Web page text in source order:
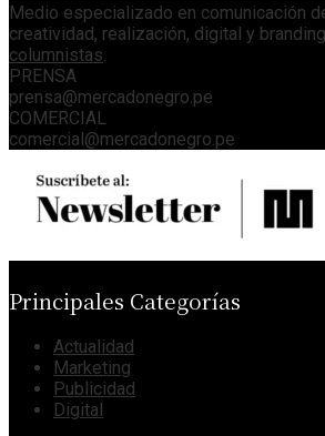
Medio especializado en comunicación
creatividad, realización, digital y
columnistas
PRENSA
prensa@mercadonegro.pe
COMERCIAL
comercial@mercadonegro.pe
Principales Categorías
Actualidad
Marketing
Publicidad
Digital